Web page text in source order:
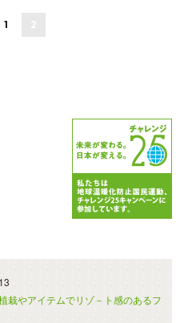
1
栽やアイテムでリゾ－ト感のあるフ